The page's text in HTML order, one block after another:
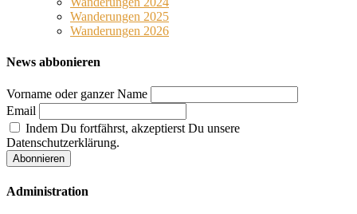
Wanderungen 2025
Wanderungen 2026
News abbonieren
Vorname oder ganzer Name
Email
Indem Du fortfährst, akzeptierst Du unsere
Datenschutzerklärung.
Administration